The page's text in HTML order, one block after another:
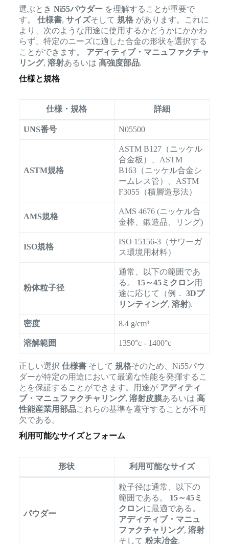
選ぶとき Ni55パウダーを理解することが重要で
す。 仕様書, サイズそして 規格があります。これに
より、次のような用途に使用するかどうかにかかわ
らず、特定のニーズに適した合金の形状を選択する
ことができます。 アディティブ・マニュファクチャ
リング, 溶射あるいは 高強度部品.
仕様と規格
仕様・規格 詳細
UNS番号 N05500
ASTM規格
ASTM B127（ニッケル
合金板）、ASTM
B163（ニッケル合金シ
ームレス管）、ASTM
F3055（積層造形法）
AMS規格
AMS 4676 (ニッケル合
金棒、鍛造品、リング)
ISO規格
ISO 15156-3（サワーガ
ス環境用材料）
粉体粒子径
通常、以下の範囲であ
る。 15～45ミクロン用
途に応じて（例． 3Dプ
リンティング, 溶射).
密度 8.4 g/cm³
溶解範囲 1350°c - 1400°c
正しい選択 仕様書そして 規格そのため、Ni55パウ
ダーが特定の用途において最適な性能を発揮するこ
とを保証することができます。用途が アディティ
ブ・マニュファクチャリング, 溶射皮膜あるいは 高
性能産業用部品これらの基準を遵守することが不可
欠である。
利用可能なサイズとフォーム
形状 利用可能なサイズ
パウダー
粒子径は通常、以下の
範囲である。 15～45ミ
クロンに最適である。
アディティブ・マニュ
ファクチャリング, 溶射
そして 粉末冶金.